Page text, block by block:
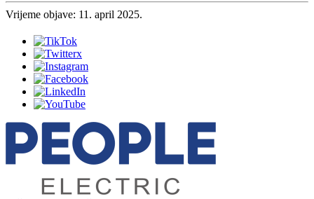
Vrijeme objave: 11. april 2025.